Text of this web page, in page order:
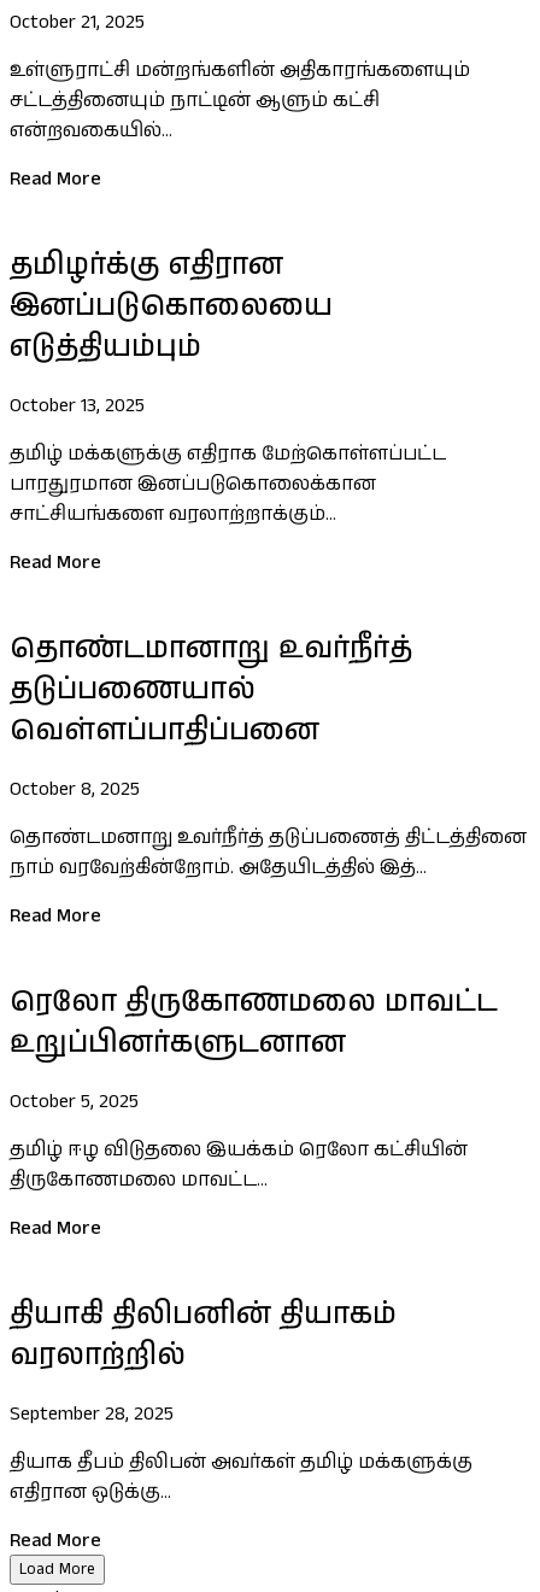
October 21, 2025
உள்ளுராட்சி மன்றங்களின் அதிகாரங்களையும்
சட்டத்தினையும் நாட்டின் ஆளும் கட்சி
என்றவகையில்...
Read More
தமிழர்க்கு எதிரான
இனப்படுகொலையை
எடுத்தியம்பும்
October 13, 2025
தமிழ் மக்களுக்கு எதிராக மேற்கொள்ளப்பட்ட
பாரதுரமான இனப்படுகொலைக்கான
சாட்சியங்களை வரலாற்றாக்கும்...
Read More
தொண்டமானாறு உவர்நீர்த்
தடுப்பணையால்
வெள்ளப்பாதிப்பனை
October 8, 2025
தொண்டமனாறு உவர்நீர்த் தடுப்பணைத் திட்டத்தினை
நாம் வரவேற்கின்றோம். அதேயிடத்தில் இத்...
Read More
ரெலோ திருகோணமலை மாவட்ட
உறுப்பினர்களுடனான
October 5, 2025
தமிழ் ஈழ விடுதலை இயக்கம் ரெலோ கட்சியின்
திருகோணமலை மாவட்ட...
Read More
தியாகி திலிபனின் தியாகம்
வரலாற்றில்
September 28, 2025
தியாக தீபம் திலிபன் அவர்கள் தமிழ் மக்களுக்கு
எதிரான ஒடுக்கு...
Read More
Load More